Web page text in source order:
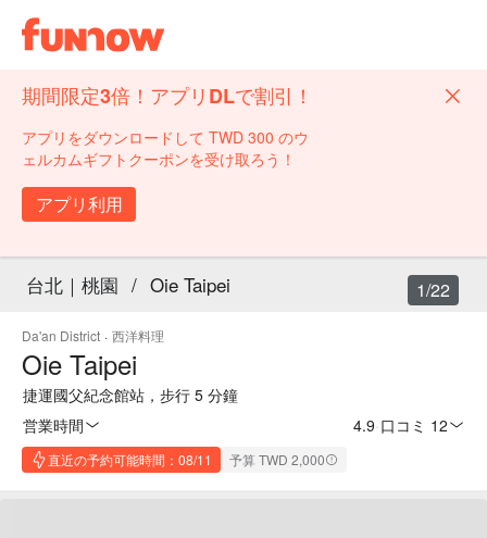
期間限定3倍！アプリDLで割引！
アプリをダウンロードして TWD 300 のウ
ェルカムギフトクーポンを受け取ろう！
アプリ利用
台北｜桃園 / Oie Taipei
Da'an District · 西洋料理
Oie Taipei
捷運國父紀念館站，步行 5 分鐘
営業時間
4.9 口コミ 12
直近の予約可能時間：08/11 予算 TWD 2,000
1/22